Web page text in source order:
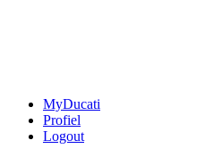
MyDucati
Profiel
Logout